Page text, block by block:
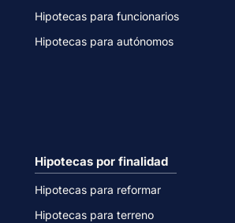
Hipotecas por finalidad
Hipotecas para reformar
Hipotecas para terreno
Hipotecas para funcionarios
Hipotecas para autónomos